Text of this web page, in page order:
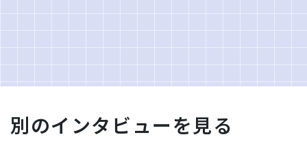
別のインタビューを見る